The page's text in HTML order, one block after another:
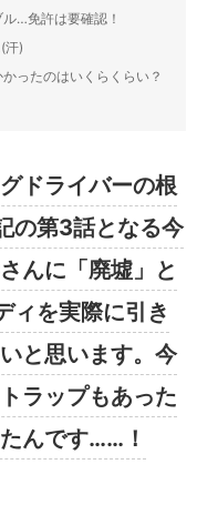
…免許は要確認！
汗)
ったのはいくらくらい？
ドライバーの根
の第3話となる今
んに「廃墟」と
ィを実際に引き
と思います。今
ラップもあった
んです……！